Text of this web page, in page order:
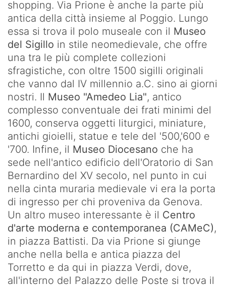
shopping. Via Prione è anche la parte più
antica della città insieme al Poggio. Lungo
essa si trova il polo museale con il Museo
del Sigillo in stile neomedievale, che offre
una tra le più complete collezioni
sfragistiche, con oltre 1500 sigilli originali
che vanno dal IV millennio a.C. sino ai giorni
nostri. Il Museo "Amedeo Lia", antico
complesso conventuale dei frati minimi del
1600, conserva oggetti liturgici, miniature,
antichi gioielli, statue e tele del '500,'600 e
'700. Infine, il Museo Diocesano che ha
sede nell'antico edificio dell'Oratorio di San
Bernardino del XV secolo, nel punto in cui
nella cinta muraria medievale vi era la porta
di ingresso per chi proveniva da Genova.
Un altro museo interessante è il Centro
d'arte moderna e contemporanea (CAMeC),
in piazza Battisti. Da via Prione si giunge
anche nella bella e antica piazza del
Torretto e da qui in piazza Verdi, dove,
all'interno del Palazzo delle Poste si trova il